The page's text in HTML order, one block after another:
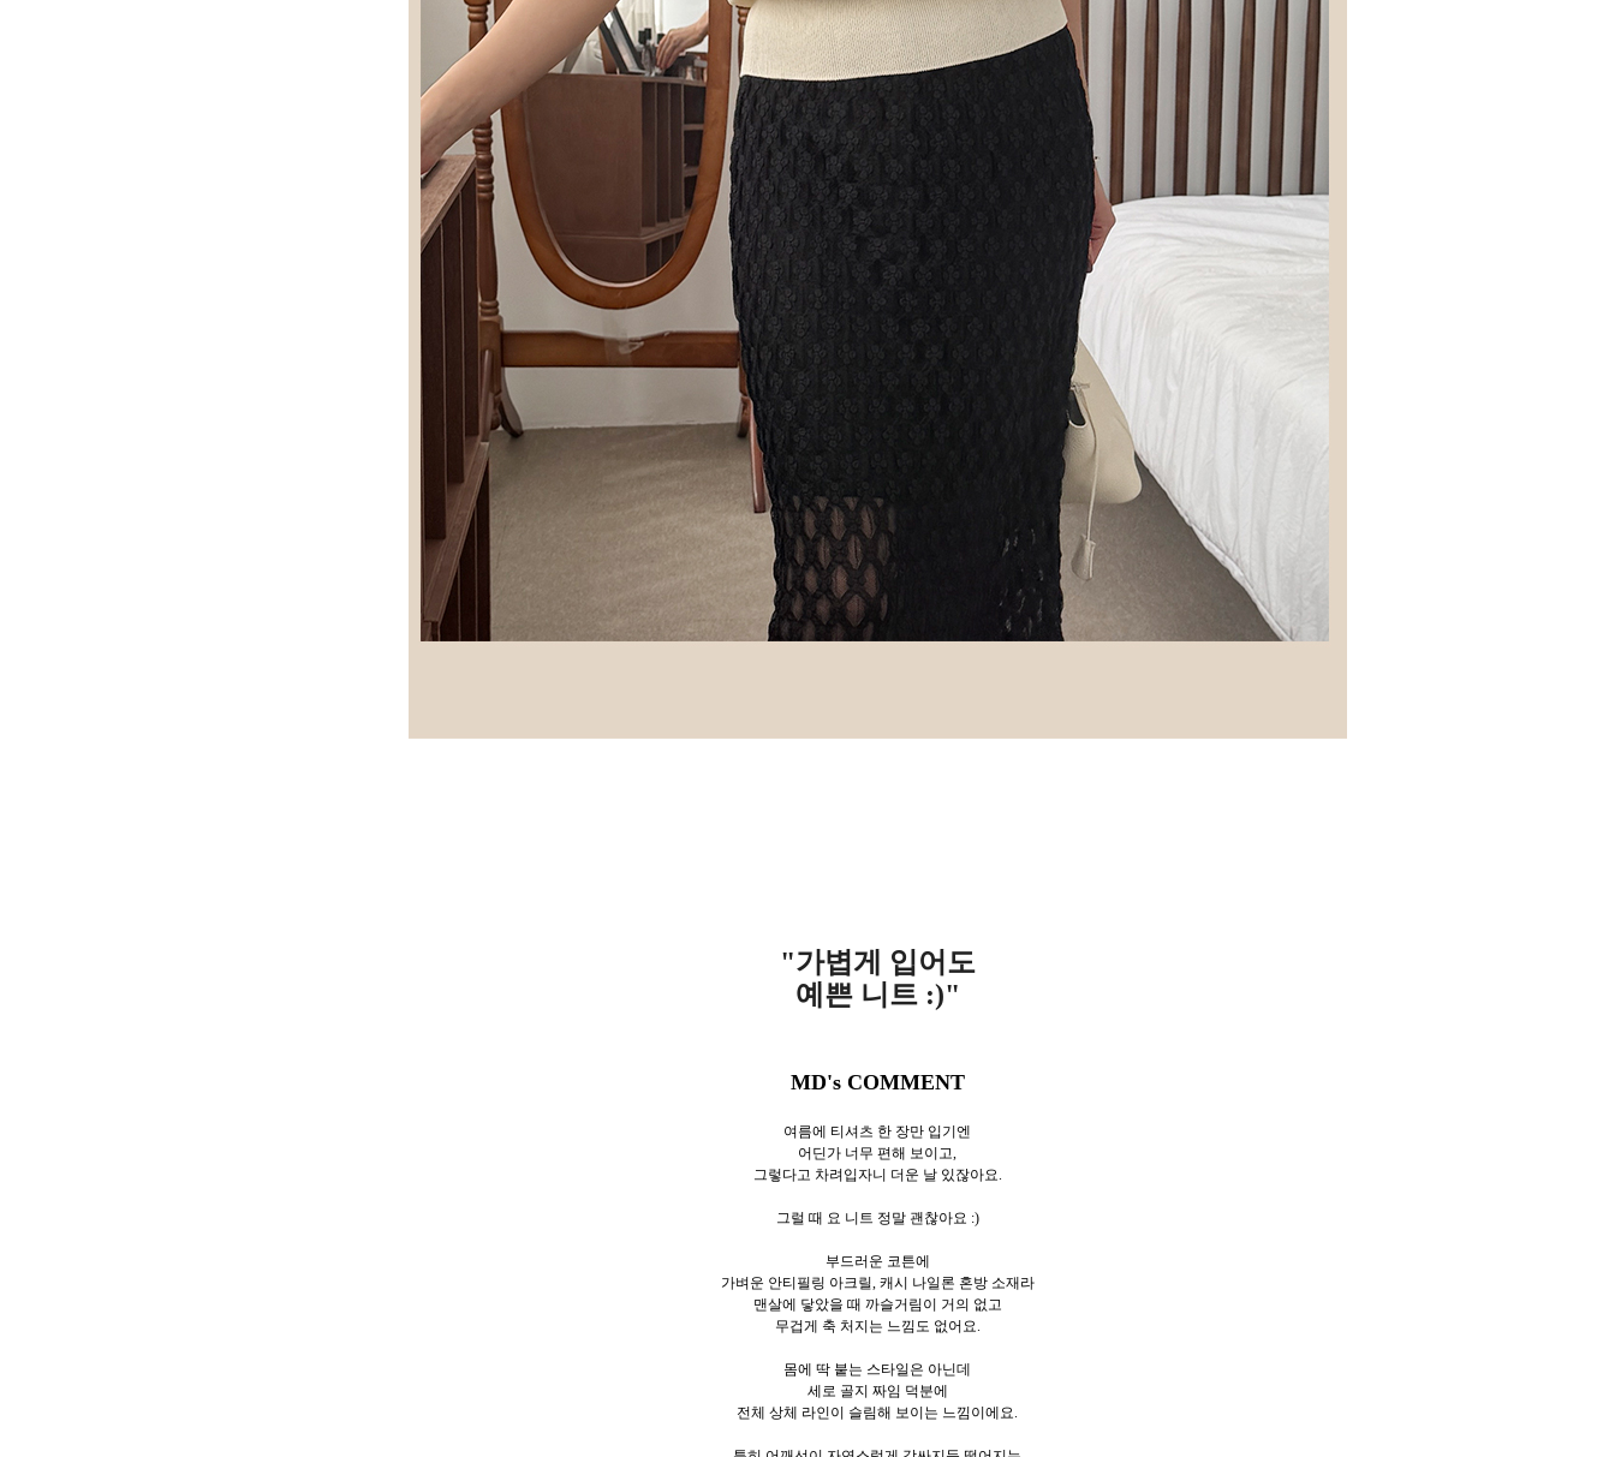
"가볍게 입어도
예쁜 니트 :)"
MD's COMMENT
여름에 티셔츠 한 장만 입기엔
어딘가 너무 편해 보이고,
그렇다고 차려입자니 더운 날 있잖아요.
그럴 때 요 니트 정말 괜찮아요 :)
부드러운 코튼에
가벼운 안티필링 아크릴, 캐시 나일론 혼방 소재라
맨살에 닿았을 때 까슬거림이 거의 없고
무겁게 축 처지는 느낌도 없어요.
몸에 딱 붙는 스타일은 아닌데
세로 골지 짜임 덕분에
전체 상체 라인이 슬림해 보이는 느낌이에요.